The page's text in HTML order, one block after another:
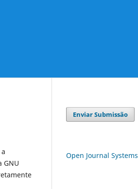
GNU
Enviar Submissão
Open Journal Systems